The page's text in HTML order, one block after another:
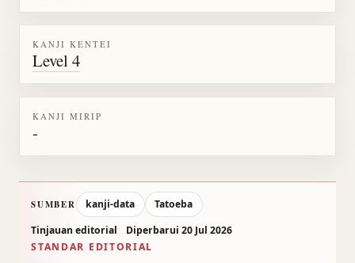
KANJI KENTEI
Level 4
KANJI MIRIP
-
SUMBER kanji-data
Tatoeba
Tinjauan editorial
Diperbarui 20 Jul 2026
STANDAR EDITORIAL